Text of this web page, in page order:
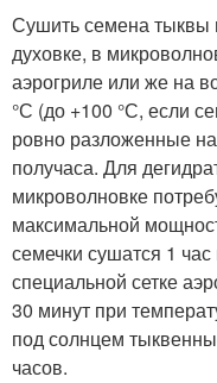
Сушить семена тыквы
духовке, в
аэрогриле или же на
°С (до +100 °С, если
ровно разложенные
получаса. Для
микроволновке
максимальной
семечки сушатся 1
специальной сетке
30 минут при
под солнцем
часов.